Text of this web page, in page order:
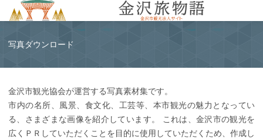
写真ダウンロード
金沢市観光協会が運営する写真素材集です。
市内の名所、風景、食文化、工芸等、本市観光の魅力となってい
る、さまざまな画像を紹介しています。 これは、金沢市の観光を
広くＰＲしていただくことを目的に使用していただくため、作成し